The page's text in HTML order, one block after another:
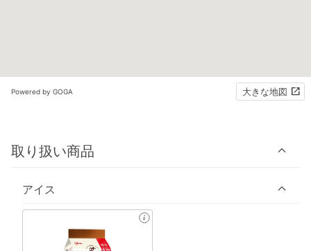
Powered by GOGA 大きな地図
取り扱い商品
アイス